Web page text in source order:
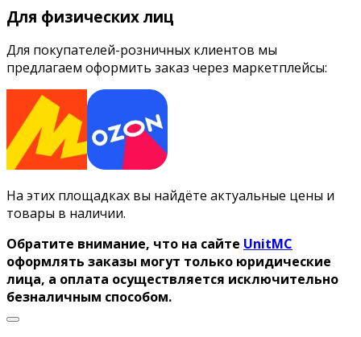
Для физических лиц
Для покупателей-розничных клиентов мы
предлагаем оформить заказ через маркетплейсы:
На этих площадках вы найдёте актуальные цены и
товары в наличии.
Обратите внимание, что на сайте UnitMC
оформлять заказы могут только юридические
лица, а оплата осуществляется исключительно
безналичным способом.